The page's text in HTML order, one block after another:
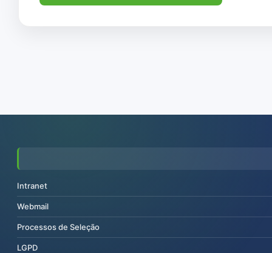
Intranet
Webmail
Processos de Seleção
LGPD